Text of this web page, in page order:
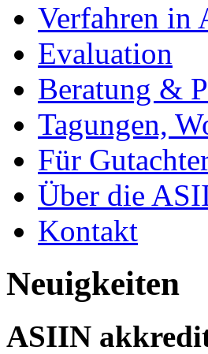
Verfahren in
Evaluation
Beratung &
Tagungen,
Für
Über die
Kontakt
Neuigkeiten
ASIIN